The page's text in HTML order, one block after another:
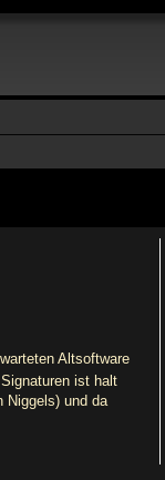
Altsoftware
ist halt
Niggels) und da